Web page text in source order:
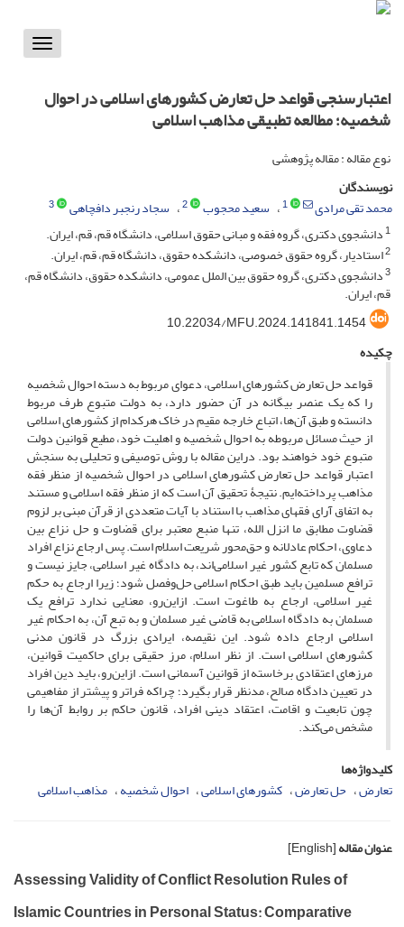
Toggle
اعتبارسنجی قواعد حل تعارض کشورهای اسلامی در احوال
شخصیه؛ مطالعه تطبیقی مذاهب اسلامی
نوع مقاله : مقاله پژوهشی
نویسندگان
محمد تقی مرادی
1 سعید محجوب 2 سجاد رنجبر دافچاهی
3
1دانشجوی دکتری، گروه فقه و مبانی حقوق اسلامی، دانشگاه قم، قم، ایران.
2استادیار، گروه حقوق خصوصی، دانشکده حقوق، دانشگاه قم، قم، ایران.
3دانشجوی دکتری، گروه حقوق بین الملل عمومی، دانشکده حقوق، دانشگاه قم،
قم، ایران.
10.22034/MFU.2024.141841.1454
چکیده
قواعد حل تعارض کشورهای اسلامی، دعوای مربوط به دسته احوال شخصیه
را که یک عنصر بیگانه در آن حضور دارد، به دولت متبوع طرف مربوط
دانسته و طبق آن‌ها، اتباع خارجه مقیم در خاک هرکدام از کشورهای اسلامی
از حیث مسائل مربوطه به احوال شخصیه و اهلیت خود، مطیع قوانین دولت
متبوع خود خواهند بود. دراین مقاله با روش توصیفی و تحلیلی به سنجش
اعتبار قواعد حل تعارض کشورهای اسلامی در احوال شخصیه از منظر فقه
مذاهب پرداخته‌ایم. نتیجۀ تحقیق آن است که از منظر فقه اسلامی و مستند
به اتفاق آرای فقهای مذاهب با استناد با آیات متعددی از قرآن مبنی بر لزوم
قضاوت مطابق ما انزل الله، تنها منبع معتبر برای قضاوت و حل نزاع بین
دعاوی، احکام عادلانه و حق‌محور شریعت اسلام است. پس ارجاع نزاع افراد
مسلمان که تابع کشور غیر اسلامی‌اند، به دادگاه غیر اسلامی، جایز نیست و
ترافع مسلمین باید طبق احکام اسلامی حل‌و‌فصل شود؛ زیرا ارجاع به حکم
غیر اسلامی، ارجاع به طاغوت است. ازاین‌رو، معنایی ندارد ترافع یک
مسلمان به دادگاه اسلامی به قاضی غیر مسلمان و به تبع آن، به احکام غیر
اسلامی ارجاع داده شود. این نقیصه، ایرادی بزرگ در قانون مدنی
کشورهای اسلامی است. از نظر اسلام، مرز حقیقی برای حاکمیت قوانین،
مرزهای اعتقادی برخاسته از قوانین آسمانی است. ازاین‌رو، باید دین افراد
در تعیین دادگاه صالح، مدنظر قرار بگیرد؛ چراکه فراتر و پیشتر از مفاهیمی
چون تابعیت و اقامت، اعتقاد دینی افراد، قانون حاکم بر روابط آن‌ها را
مشخص می‌کند.
کلیدواژه‌ها
تعارض حل تعارض کشورهای اسلامی احوال شخصیه مذاهب اسلامی
عنوان مقاله[English]
Assessing Validity of Conflict Resolution Rules of
Islamic Countries in Personal Status: Comparative